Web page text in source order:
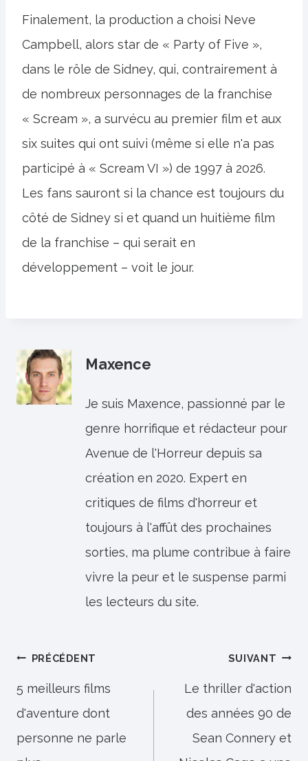
Finalement, la production a choisi Neve
Campbell, alors star de « Party of Five »,
dans le rôle de Sidney, qui, contrairement à
de nombreux personnages de la franchise
« Scream », a survécu au premier film et aux
six suites qui ont suivi (même si elle n'a pas
participé à « Scream VI ») de 1997 à 2026.
Les fans sauront si la chance est toujours du
côté de Sidney si et quand un huitième film
de la franchise – qui serait en
développement – voit le jour.
Maxence
Je suis Maxence, passionné par le
genre horrifique et rédacteur pour
Avenue de l'Horreur depuis sa
création en 2020. Expert en
critiques de films d'horreur et
toujours à l'affût des prochaines
sorties, ma plume contribue à faire
vivre la peur et le suspense parmi
les lecteurs du site.
Navigation
de
l’article
PRÉCÉDENT
5 meilleurs films
d'aventure dont
personne ne parle
SUIVANT
Le thriller d'action
des années 90 de
Sean Connery et